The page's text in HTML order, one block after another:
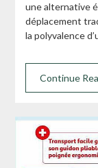
une alternative
déplacement
la polyvalence
Continue